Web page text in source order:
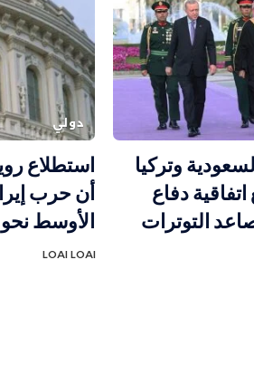
وتركيا
دفاع
التوترات
دولي
استطلاع
أن حرب
الأوسط نحو
LOAI LOAI